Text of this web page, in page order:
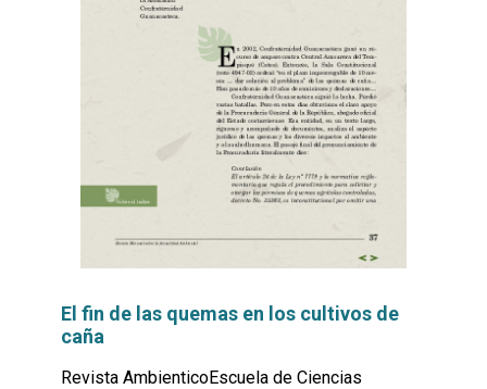
El fin de las quemas en los cultivos de
caña
Revista AmbienticoEscuela de Ciencias